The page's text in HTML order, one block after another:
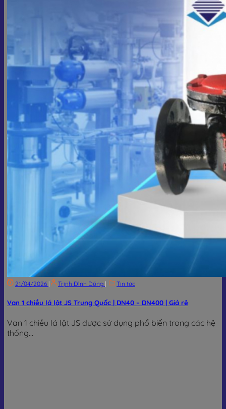
21/04/2026 | Trịnh Đình Dũng | Tin tức
Van 1 chiều lá lật JS Trung Quốc | DN40 – DN400 | Giá rẻ
Van 1 chiều lá lật JS được sử dụng phổ biến trong các hệ
thống...